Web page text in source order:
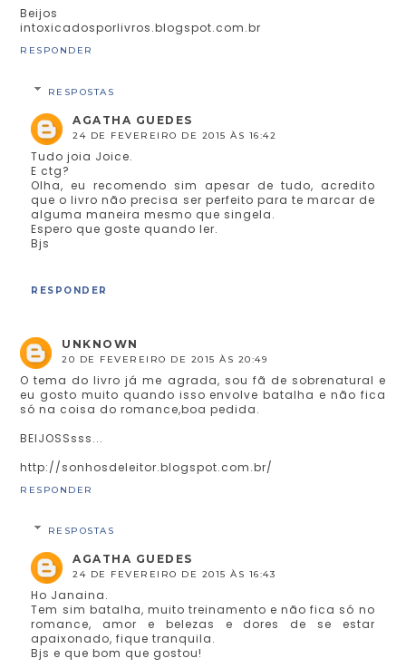
Beijos
intoxicadosporlivros.blogspot.com.br
RESPONDER
RESPOSTAS
AGATHA GUEDES
24 DE FEVEREIRO DE 2015 ÀS 16:42
Tudo joia Joice.
E ctg?
Olha, eu recomendo sim apesar de tudo, acredito
que o livro não precisa ser perfeito para te marcar de
alguma maneira mesmo que singela.
Espero que goste quando ler.
Bjs
RESPONDER
UNKNOWN
20 DE FEVEREIRO DE 2015 ÀS 20:49
O tema do livro já me agrada, sou fã de sobrenatural e
eu gosto muito quando isso envolve batalha e não fica
só na coisa do romance,boa pedida.
BEIJOSSsss...
http://sonhosdeleitor.blogspot.com.br/
RESPONDER
RESPOSTAS
AGATHA GUEDES
24 DE FEVEREIRO DE 2015 ÀS 16:43
Ho Janaina.
Tem sim batalha, muito treinamento e não fica só no
romance, amor e belezas e dores de se estar
apaixonado, fique tranquila.
Bjs e que bom que gostou!